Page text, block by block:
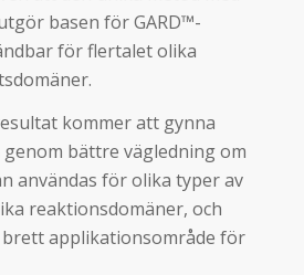
basen för GARD™-
för flertalet olika
kommer att gynna
bättre vägledning om
användas för olika typer av
reaktionsdomäner, och
applikationsområde för